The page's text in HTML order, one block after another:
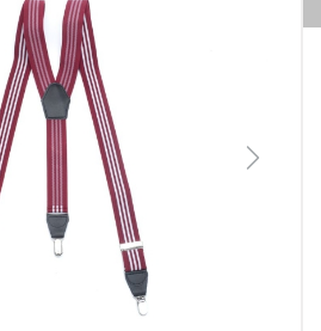
Next